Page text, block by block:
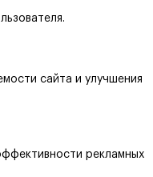
сайта и улучшения
рекламных